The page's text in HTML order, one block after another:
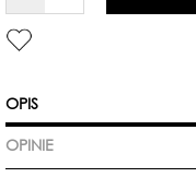
OPIS
OPINIE